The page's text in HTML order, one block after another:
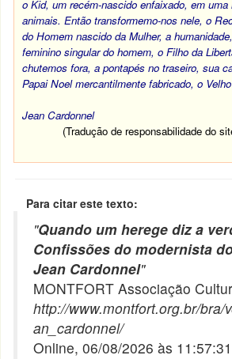
o Kid, um recém-nascido enfaixado, em uma
animais. Então transformemo-nos nele, o
do Homem nascido da Mulher, a
feminino singular do homem, o Filho da
chutemos fora, a pontapés no traseiro, sua
Papai Noel mercantilmente fabricado, o
Jean Cardonnel
(Tradução de responsabilidade do
Para citar este texto:
"Quando um herege diz a
Confissões do modernista
Jean Cardonnel"
MONTFORT Associação
http://www.montfort.org.br/bra/
an_cardonnel/
Online, 06/08/2026 às